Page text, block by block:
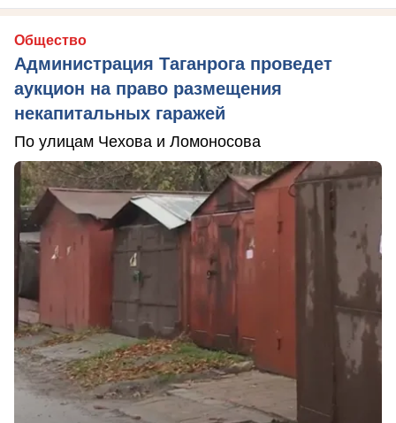
Общество
Администрация Таганрога проведет
аукцион на право размещения
некапитальных гаражей
По улицам Чехова и Ломоносова